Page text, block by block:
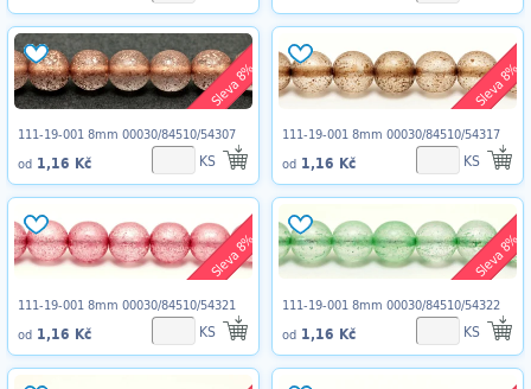
Sleva 8%
111-19-001 8mm 00030/84510/54307
od 1,16 Kč KS
Sleva 8%
111-19-001 8mm 00030/84510/54317
od 1,16 Kč KS
Sleva 8%
111-19-001 8mm 00030/84510/54321
od 1,16 Kč KS
Sleva 8%
111-19-001 8mm 00030/84510/54322
od 1,16 Kč KS